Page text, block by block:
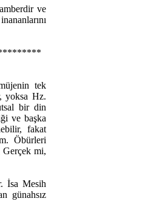
ve
tek
yoksa Hz.
bir din
ve başka
fakat
Öbürleri
Gerçek mi,
İsa Mesih
günahsız